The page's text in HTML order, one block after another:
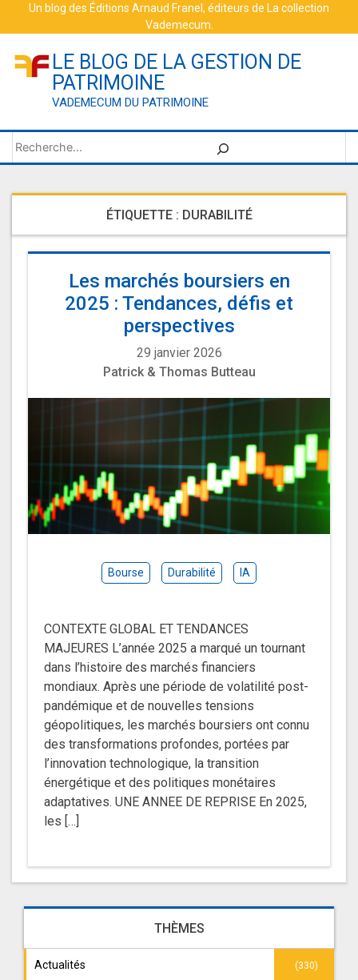
Un blog des Éditions Arnaud Franel , éditeurs de La collection
Vademecum
LE BLOG DE LA GESTION DE
PATRIMOINE
VADEMECUM DU PATRIMOINE
Rechercher
ÉTIQUETTE : DURABILITÉ
Les marchés boursiers en
2025 : Tendances, défis et
perspectives
29 janvier 2026
Patrick & Thomas Butteau
Bourse Durabilité IA
CONTEXTE GLOBAL ET TENDANCES
MAJEURES L’année 2025 a marqué un tournant
dans l’histoire des marchés financiers
mondiaux. Après une période de volatilité post-
pandémique et de nouvelles tensions
géopolitiques, les marchés boursiers ont connu
des transformations profondes, portées par
l’innovation technologique, la transition
énergétique et des politiques monétaires
adaptatives. UNE ANNEE DE REPRISE En 2025,
les […]
THÈMES
Actualités (330)